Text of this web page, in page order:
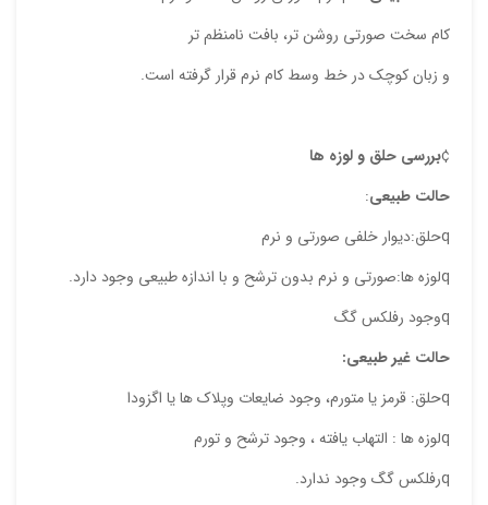
کام سخت صورتی روشن تر، بافت نامنظم تر
و زبان کوچک در خط وسط کام نرم قرار گرفته است.
¢بررسی حلق و لوزه ها
حالت طبیعی:
qحلق:دیوار خلفی صورتی و نرم
qلوزه ها:صورتی و نرم بدون ترشح و با اندازه طبیعی وجود دارد.
qوجود رفلکس گگ
حالت غیر طبیعی:
qحلق: قرمز یا متورم، وجود ضایعات وپلاک ها یا اگزودا
qلوزه ها : التهاب یافته ، وجود ترشح و تورم
qرفلکس گگ وجود ندارد.